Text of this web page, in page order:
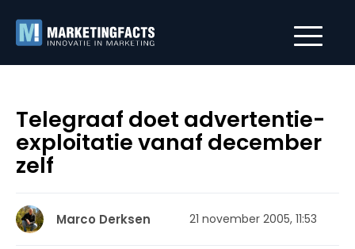
Telegraaf doet advertentie-
exploitatie vanaf december
zelf
Marco Derksen 21 november 2005, 11:53